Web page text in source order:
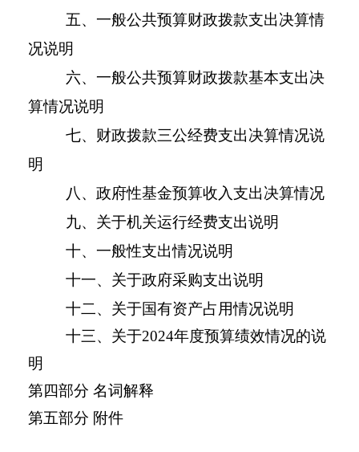
五、一般公共预算财政拨款支出决算情
况说明
六、一般公共预算财政拨款基本支出决
算情况说明
七、财政拨款三公经费支出决算情况说
明
八、政府性基金预算收入支出决算情况
九、关于机关运行经费支出说明
十、一般性支出情况说明
十一、关于政府采购支出说明
十二、关于国有资产占用情况说明
十三、关于2024年度预算绩效情况的说
明
第四部分 名词解释
第五部分 附件